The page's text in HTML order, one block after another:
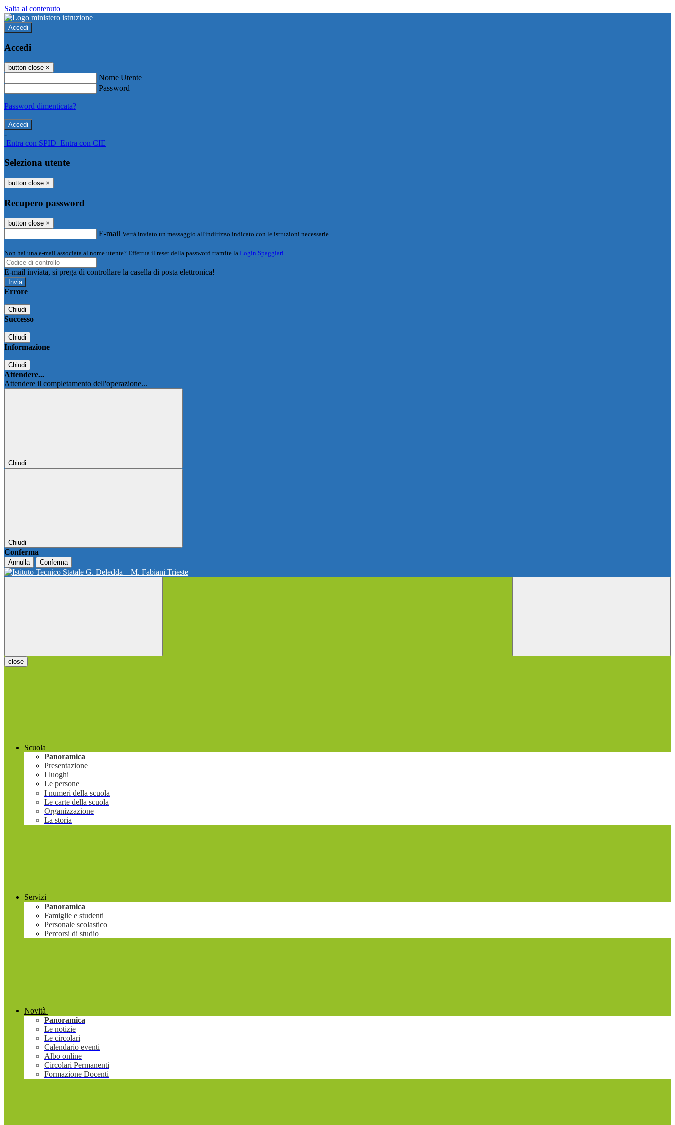
Salta al contenuto
Accedi
Accedi
button close ×
Nome Utente
Password
Password dimenticata?
-
Entra con SPID Entra con CIE
Seleziona utente
button close ×
Recupero password
button close ×
E-mail Verrà inviato un messaggio all'indirizzo indicato con le istruzioni necessarie.
Non hai una e-mail associata al nome utente? Effettua il reset della password tramite la Login Spaggiari
E-mail inviata, si prega di controllare la casella di posta elettronica!
Errore
Chiudi
Successo
Chiudi
Informazione
Chiudi
Attendere...
Attendere il completamento dell'operazione...
Chiudi
Chiudi
Conferma
Annulla Conferma
close
Scuola
Panoramica
Presentazione
I luoghi
Le persone
I numeri della scuola
Le carte della scuola
Organizzazione
La storia
Servizi
Panoramica
Famiglie e studenti
Personale scolastico
Percorsi di studio
Novità
Panoramica
Le notizie
Le circolari
Calendario eventi
Albo online
Circolari Permanenti
Formazione Docenti